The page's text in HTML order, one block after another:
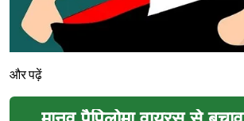
और पढ़ें